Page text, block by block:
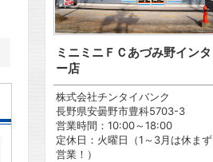
ミニミニＦＣあづみ野インタ
ー店
株式会社チンタイバンク
長野県安曇野市豊科5703-3
営業時間：10:00～18:00
定休日：火曜日（1～3月は休まず
営業！）